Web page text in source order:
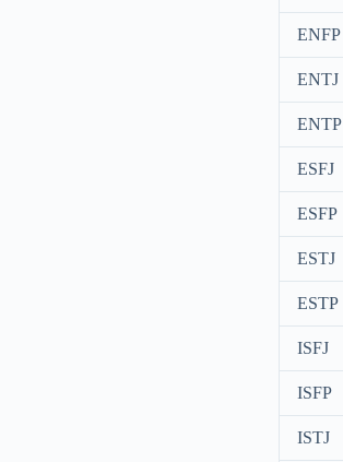
ENFP
ENTJ
ENTP
ESFJ
ESFP
ESTJ
ESTP
ISFJ
ISFP
ISTJ